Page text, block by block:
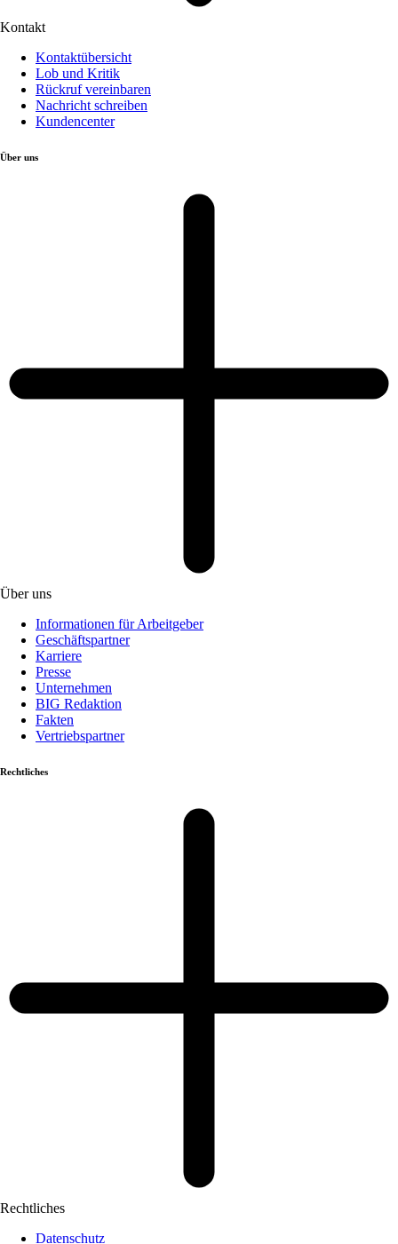
Kontakt
Kontaktübersicht
Lob und Kritik
Rückruf vereinbaren
Nachricht schreiben
Kundencenter
Über uns
Über uns
Informationen für Arbeitgeber
Geschäftspartner
Karriere
Presse
Unternehmen
BIG Redaktion
Fakten
Vertriebspartner
Rechtliches
Rechtliches
Datenschutz